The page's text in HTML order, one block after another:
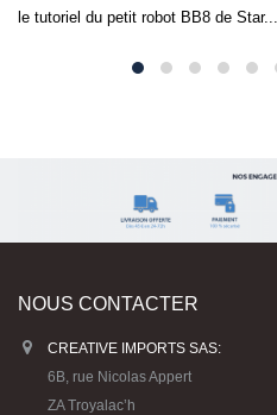
le tutoriel du petit robot BB8 de Star...
NOUS CONTACTER
CREATIVE IMPORTS SAS:
6B, rue Nicolas Appert
ZA Troyalac’h